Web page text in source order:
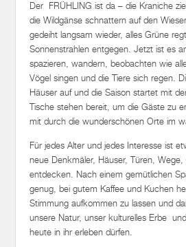
Der FRÜHLING ist da – die Kraniche
die Wildgänse schnattern auf den
gedeiht langsam wieder, alles Grüne
Sonnenstrahlen entgegen. Jetzt ist es
spazieren, wandern, beobachten wie
Vögel singen und die Tiere sich regen.
Häuser auf und die Saison startet mit
Tische stehen bereit, um die Gäste zu
mit durch die wunderschönen Orte im
Für jedes Alter und jedes Interesse ist
neue Denkmäler, Häuser, Türen,
entdecken. Nach einem gemütlichen
genug, bei gutem Kaffee und Kuchen
Stimmung aufkommen zu lassen und
unsere Natur, unser kulturelles Erbe
heute in ihr erleben dürfen.